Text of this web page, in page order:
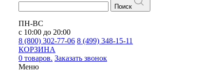
Поиск
ПН-ВС
с 10:00 до 20:00
8 (800) 302-77-06 8 (499) 348-15-11
КОРЗИНА
0 товаров. Заказать звонок
Меню